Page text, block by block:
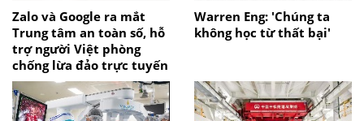
Zalo và Google ra mắt
Trung tâm an toàn số, hỗ
trợ người Việt phòng
chống lừa đảo trực tuyến
Warren Eng: 'Chúng ta
không học từ thất bại'